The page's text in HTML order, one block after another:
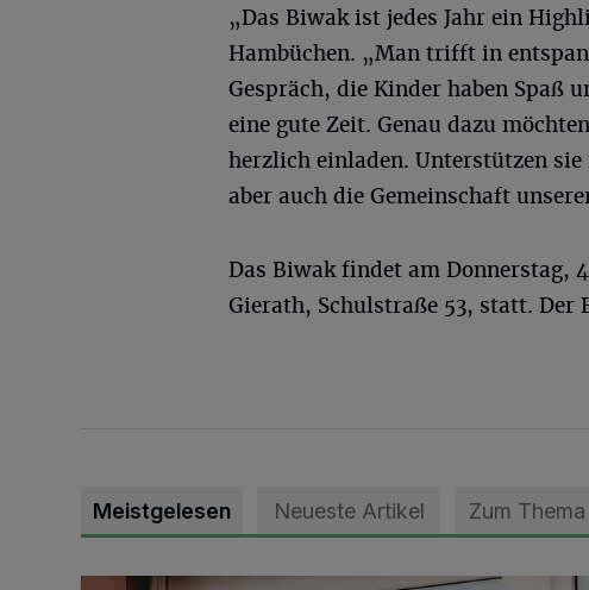
„Das Biwak ist jedes Jahr ein
Hambüchen. „Man trifft in
Gespräch, die Kinder haben Spaß
eine gute Zeit. Genau dazu
herzlich einladen. Unterstützen
aber auch die Gemeinschaft
Das Biwak findet am Donnerstag,
Gierath, Schulstraße 53, statt.
Meistgelesen Neueste Artikel Zum Thema